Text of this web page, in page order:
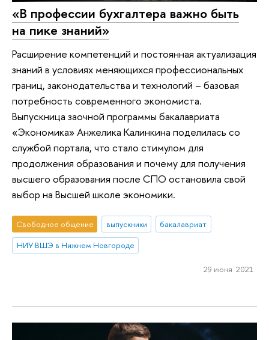
«В профессии бухгалтера важно быть
на пике знаний»
Расширение компетенций и постоянная актуализация
знаний в условиях меняющихся профессиональных
границ, законодательства и технологий – базовая
потребность современного экономиста.
Выпускница заочной программы бакалавриата
«Экономика» Анжелика Калинкина поделилась со
службой портала, что стало стимулом для
продолжения образования и почему для получения
высшего образования после СПО остановила свой
выбор на Высшей школе экономики.
Свободное общение выпускники
бакалавриат
НИУ ВШЭ в Нижнем Новгороде
29 июня 2021